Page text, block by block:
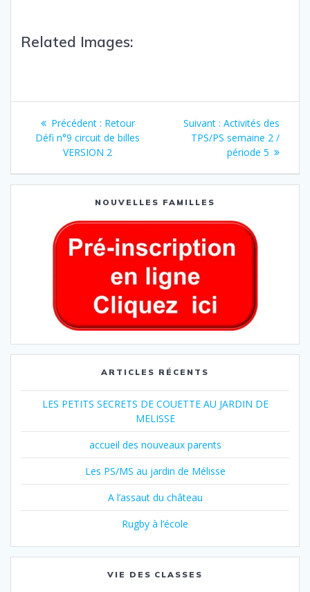
Related Images:
Précédent : Retour
Défi n°9 circuit de billes
VERSION 2
Suivant : Activités des
TPS/PS semaine 2 /
période 5
NOUVELLES FAMILLES
ARTICLES RÉCENTS
LES PETITS SECRETS DE COUETTE AU JARDIN DE
MELISSE
accueil des nouveaux parents
Les PS/MS au jardin de Mélisse
A l’assaut du château
Rugby à l’école
VIE DES CLASSES